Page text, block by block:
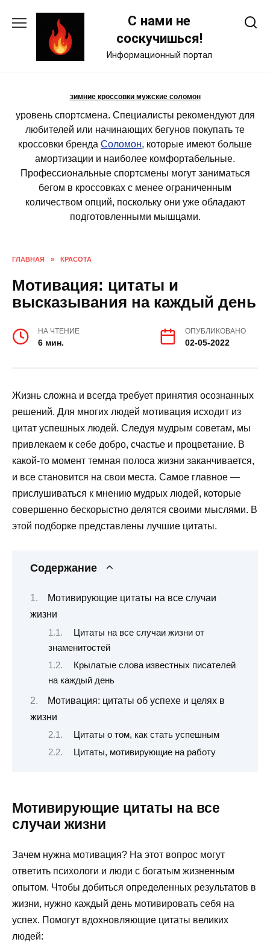
С нами не
соскучишься!
Информационный портал
зимние кроссовки мужские соломон
уровень спортсмена. Специалисты рекомендуют для
любителей или начинающих бегунов покупать те
кроссовки бренда Соломон, которые имеют больше
амортизации и наиболее комфортабельные.
Профессиональные спортсмены могут заниматься
бегом в кроссовках с менее ограниченным
количеством опций, поскольку они уже обладают
подготовленными мышцами.
ГЛАВНАЯ » КРАСОТА
Мотивация: цитаты и
высказывания на каждый день
НА ЧТЕНИЕ
6 мин.
ОПУБЛИКОВАНО
02-05-2022
Жизнь сложна и всегда требует принятия осознанных
решений. Для многих людей мотивация исходит из
цитат успешных людей. Следуя мудрым советам, мы
привлекаем к себе добро, счастье и процветание. В
какой-то момент темная полоса жизни заканчивается,
и все становится на свои места. Самое главное —
прислушиваться к мнению мудрых людей, которые
совершенно бескорыстно делятся своими мыслями. В
этой подборке представлены лучшие цитаты.
Содержание
Мотивирующие цитаты на все случаи
жизни
Цитаты на все случаи жизни от
знаменитостей
Крылатые слова известных писателей
на каждый день
Мотивация: цитаты об успехе и целях в
жизни
Цитаты о том, как стать успешным
Цитаты, мотивирующие на работу
Мотивирующие цитаты на все
случаи жизни
Зачем нужна мотивация? На этот вопрос могут
ответить психологи и люди с богатым жизненным
опытом. Чтобы добиться определенных результатов в
жизни, нужно каждый день мотивировать себя на
успех. Помогут вдохновляющие цитаты великих
людей: